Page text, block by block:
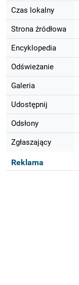
Czas lokalny
Strona źródłowa
Encyklopedia
Odświeżanie
Galeria
Udostępnij
Odsłony
Zgłaszający
Reklama